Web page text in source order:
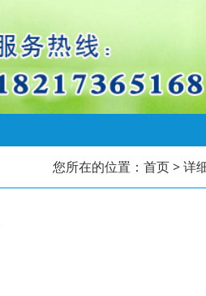
您所在的位置： 首页> 详